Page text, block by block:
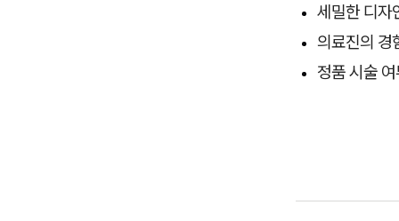
세밀한 디자
의료진의 경
정품 시술